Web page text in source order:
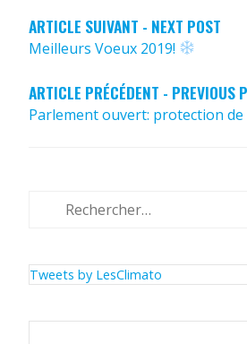
L’ARTICLE
ARTICLE SUIVANT - NEXT POST
Meilleurs Voeux 2019!
ARTICLE PRÉCÉDENT - PREVIOUS
Parlement ouvert: protection
Tweets by LesClimato